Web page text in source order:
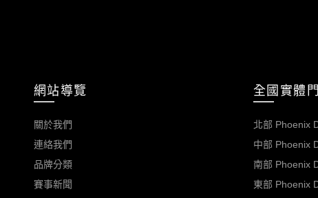
網站導覽
關於我們
連絡我們
品牌分類
賽事新聞
全國實體
北部 Phoenix
中部 Phoenix
南部 Phoenix
東部 Phoenix